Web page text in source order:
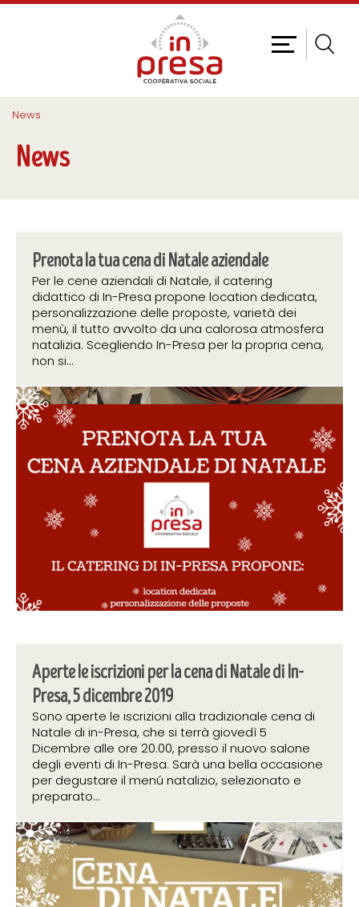
News
News
11 novembre 2019
Prenota la tua cena di Natale aziendale
Per le cene aziendali di Natale, il catering
didattico di In-Presa propone location dedicata,
personalizzazione delle proposte, varietà dei
menù, il tutto avvolto da una calorosa atmosfera
natalizia. Scegliendo In-Presa per la propria cena,
non si...
11 novembre 2019
Aperte le iscrizioni per la cena di Natale di In-
Presa, 5 dicembre 2019
Sono aperte le iscrizioni alla tradizionale cena di
Natale di in-Presa, che si terrà giovedì 5
Dicembre alle ore 20.00, presso il nuovo salone
degli eventi di In-Presa. Sarà una bella occasione
per degustare il menú natalizio, selezionato e
preparato...